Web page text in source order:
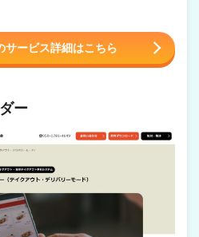
サービス詳細はこちら
ー